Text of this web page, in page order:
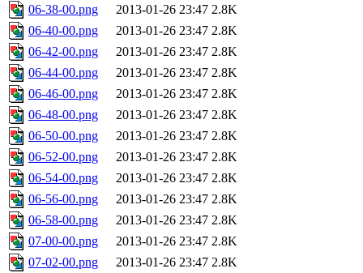
06-38-00.png
2013-01-26 23:47 2.8K
06-40-00.png
2013-01-26 23:47 2.8K
06-42-00.png
2013-01-26 23:47 2.8K
06-44-00.png
2013-01-26 23:47 2.8K
06-46-00.png
2013-01-26 23:47 2.8K
06-48-00.png
2013-01-26 23:47 2.8K
06-50-00.png
2013-01-26 23:47 2.8K
06-52-00.png
2013-01-26 23:47 2.8K
06-54-00.png
2013-01-26 23:47 2.8K
06-56-00.png
2013-01-26 23:47 2.8K
06-58-00.png
2013-01-26 23:47 2.8K
07-00-00.png
2013-01-26 23:47 2.8K
07-02-00.png
2013-01-26 23:47 2.8K